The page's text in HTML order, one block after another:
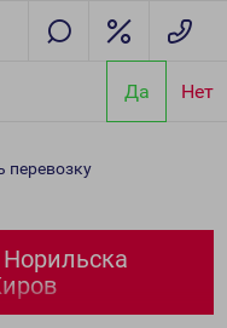
Да Нет
перевозку
Норильска